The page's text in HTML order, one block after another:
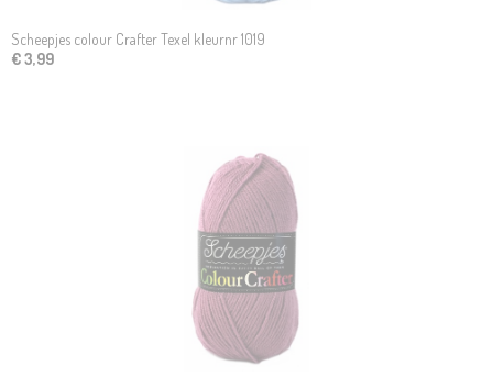
Scheepjes colour Crafter Texel kleurnr 1019
€ 3,99